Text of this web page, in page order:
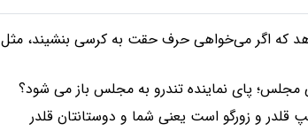
که اگر می‌خواهی حرف حقت به کرسی بنشیند، مثل
مجلس؛ پای نماینده تندرو به مجلس باز می شود؟
قلدر و زورگو است یعنی شما و دوستانتان قلدر